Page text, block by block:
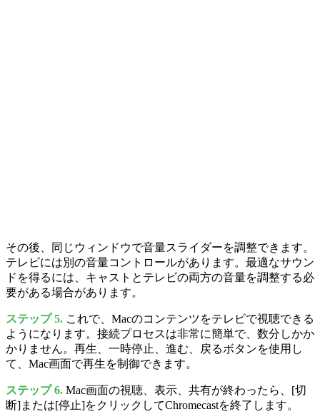
その後、同じウィンドウで音量スライダーを調整できます。
テレビには別の音量コントロールがあります。最適なサウン
ドを得るには、キャストとテレビの両方の音量を調整する必
要がある場合があります。
ステップ 5. これで、Macのコンテンツをテレビで視聴できる
ようになります。接続プロセスは非常に簡単で、数分しかか
かりません。再生、一時停止、進む、戻るボタンを使用し
て、Mac画面で再生を制御できます。
ステップ 6. Mac画面の視聴、表示、共有が終わったら、[切
断]または[停止]をクリックしてChromecastを終了します。